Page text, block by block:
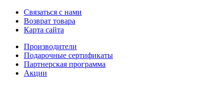
Связаться с нами
Возврат товара
Карта сайта
Производители
Подарочные сертификаты
Партнерская программа
Акции